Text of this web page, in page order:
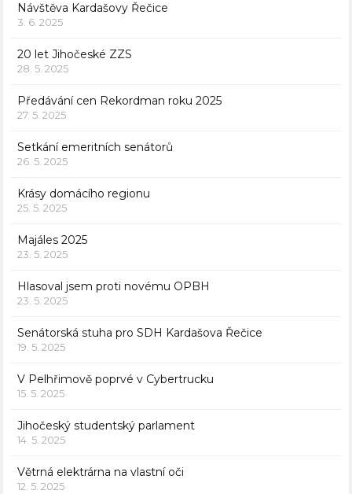
Návštěva Kardašovy Řečice
3. 6. 2025
20 let Jihočeské ZZS
28. 5. 2025
Předávání cen Rekordman roku 2025
27. 5. 2025
Setkání emeritních senátorů
26. 5. 2025
Krásy domácího regionu
25. 5. 2025
Majáles 2025
23. 5. 2025
Hlasoval jsem proti novému OPBH
23. 5. 2025
Senátorská stuha pro SDH Kardašova Řečice
19. 5. 2025
V Pelhřimově poprvé v Cybertrucku
15. 5. 2025
Jihočeský studentský parlament
14. 5. 2025
Větrná elektrárna na vlastní oči
12. 5. 2025